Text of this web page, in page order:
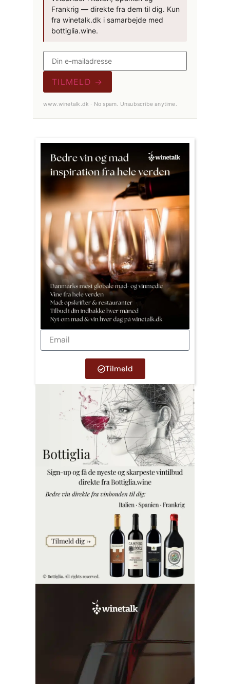
Frankrig — direkte fra dem til dig. Kun
fra winetalk.dk i samarbejde med
bottiglia.wine.
TILMELD →
www.winetalk.dk · No spam. Unsubscribe anytime.
Tilmeld